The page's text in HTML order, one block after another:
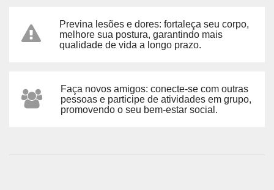
Previna lesões e dores: fortaleça seu corpo,
melhore sua postura, garantindo mais
qualidade de vida a longo prazo.
Faça novos amigos: conecte-se com outras
pessoas e participe de atividades em grupo,
promovendo o seu bem-estar social.